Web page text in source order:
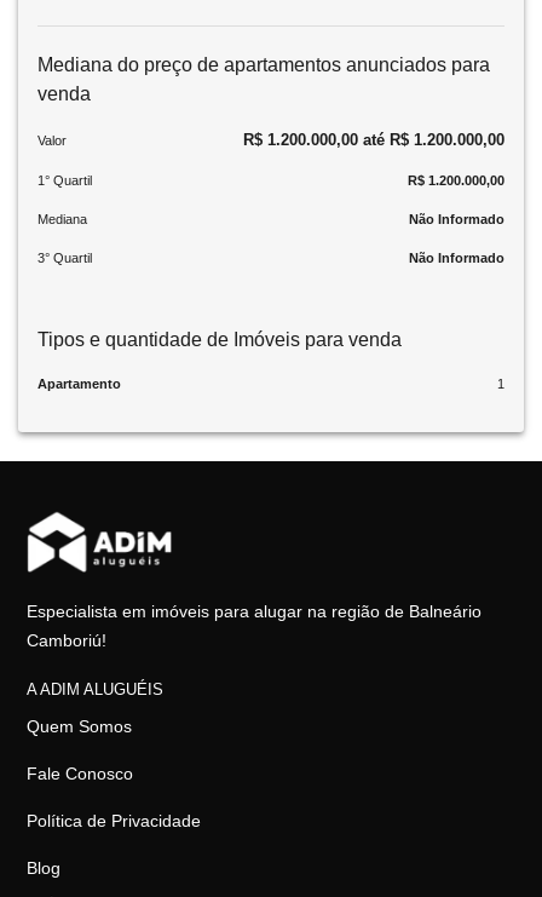
Mediana do preço de apartamentos anunciados para
venda
Valor R$ 1.200.000,00 até R$ 1.200.000,00
1° Quartil R$ 1.200.000,00
Mediana Não Informado
3° Quartil Não Informado
Tipos e quantidade de Imóveis para venda
Apartamento 1
Especialista em imóveis para alugar na região de Balneário
Camboriú!
A ADIM ALUGUÉIS
Quem Somos
Fale Conosco
Política de Privacidade
Blog